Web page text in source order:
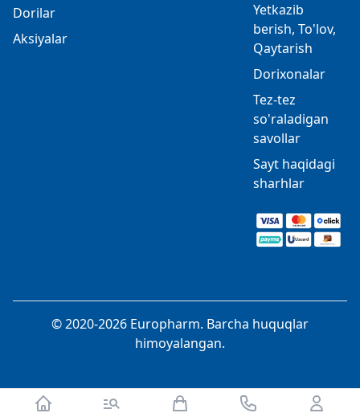
Dorilar
Aksiyalar
Yetkazib
berish, To'lov,
Qaytarish
Dorixonalar
Tez-tez
so'raladigan
savollar
Sayt haqidagi
sharhlar
© 2020-2026 Europharm. Barcha huquqlar
himoyalangan.